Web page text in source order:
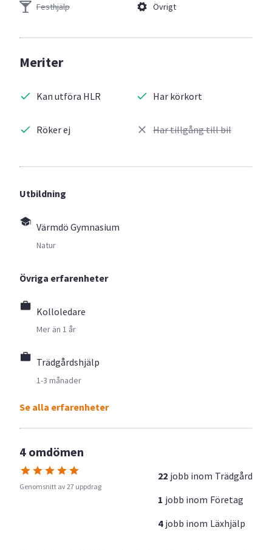
Festhjälp
Övrigt
Meriter
Kan utföra HLR
Röker ej
Har körkort
Har tillgång till bil
Utbildning
Värmdö Gymnasium
Natur
Övriga erfarenheter
Kolloledare
Mer än 1 år
Trädgårdshjälp
1-3 månader
Se alla erfarenheter
4 omdömen
Genomsnitt av 27 uppdrag
22 jobb inom Trädgård
1 jobb inom Företag
4 jobb inom Läxhjälp